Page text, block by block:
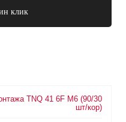
клик
TNQ 41 6F M6 (90/30
шт/кор)